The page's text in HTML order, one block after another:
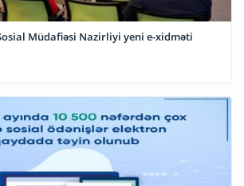
Müdafiəsi Nazirliyi yeni e-xidməti